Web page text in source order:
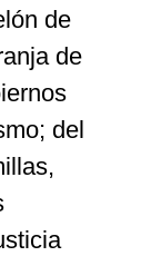
de
de
del